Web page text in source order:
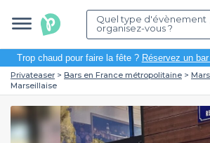
Quel type d'évènement
organisez-vous ?
Trop chaud pour faire la fête ? Réservez un
Privateaser Bars en France métropolitaine
Marseillaise